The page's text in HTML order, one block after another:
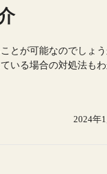
とが可能なのでしょ
いる場合の対処法も
2024年